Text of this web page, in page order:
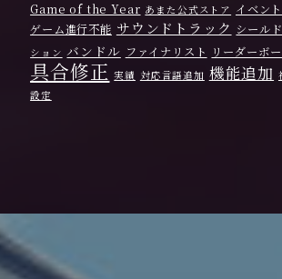
Game of the Year あまた公式ストア イベント
ゲーム進行不能 サウンドトラック シール
ション バンドル ファイナリスト リーダーボ
具合修正 実績 対応言語追加 機能追加
設定